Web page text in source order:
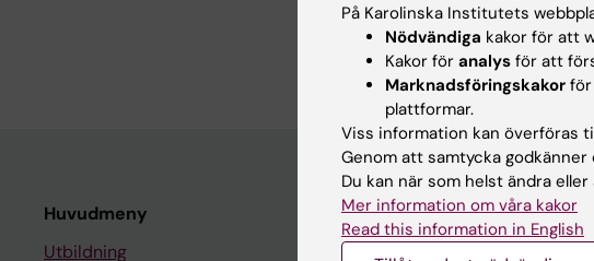
Doktorand,
Forskningsassistent,
Huvudmeny
Utbildning
Student
Ladok
På Karolinska Institutets
Nödvändiga kakor för att
Kakor för analys för att
Marknadsföringskakor
plattformar.
Viss information kan överföras
Genom att samtycka
Du kan när som helst ändra
Mer information om våra kakor
Read this information in English